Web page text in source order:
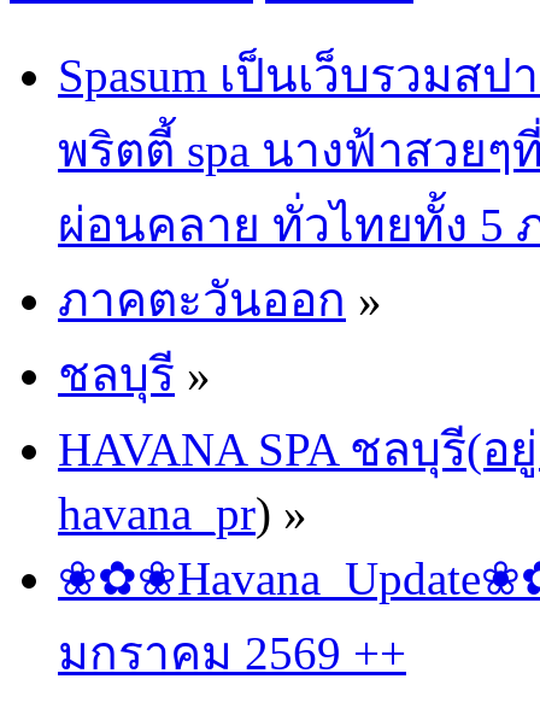
Spasum เป็นเว็บรวม
พริตตี้ spa นางฟ้าสวย
ผ่อนคลาย ทั่วไทยทั้ง 5
ภาคตะวันออก »
ชลบุรี »
HAVANA SPA ชลบุรี(
havana_pr) »
มกราคม 2569 ++